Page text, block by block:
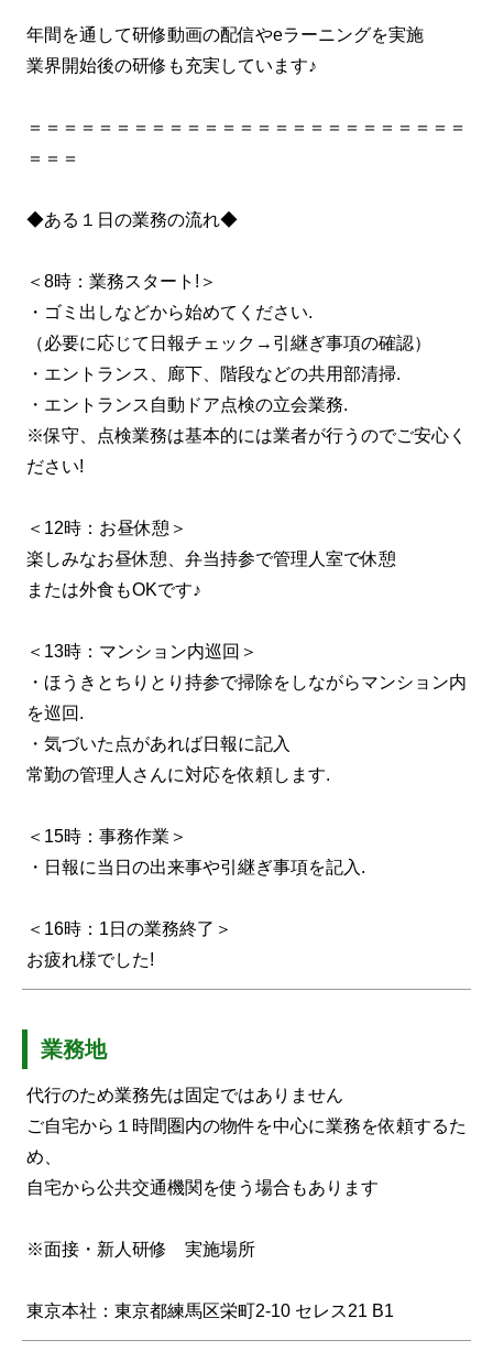
年間を通して研修動画の配信やeラーニングを実施
業界開始後の研修も充実しています♪
＝＝＝＝＝＝＝＝＝＝＝＝＝＝＝＝＝＝＝＝＝＝＝＝＝
＝＝＝
◆ある１日の業務の流れ◆
＜8時：業務スタート!＞
・ゴミ出しなどから始めてください.
（必要に応じて日報チェック→引継ぎ事項の確認）
・エントランス、廊下、階段などの共用部清掃.
・エントランス自動ドア点検の立会業務.
※保守、点検業務は基本的には業者が行うのでご安心く
ださい!
＜12時：お昼休憩＞
楽しみなお昼休憩、弁当持参で管理人室で休憩
または外食もOKです♪
＜13時：マンション内巡回＞
・ほうきとちりとり持参で掃除をしながらマンション内
を巡回.
・気づいた点があれば日報に記入
常勤の管理人さんに対応を依頼します.
＜15時：事務作業＞
・日報に当日の出来事や引継ぎ事項を記入.
＜16時：1日の業務終了＞
お疲れ様でした!
業務地
代行のため業務先は固定ではありません
ご自宅から１時間圏内の物件を中心に業務を依頼するた
め、
自宅から公共交通機関を使う場合もあります
※面接・新人研修 実施場所
東京本社：東京都練馬区栄町2-10 セレス21 B1